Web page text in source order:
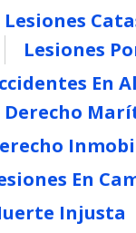
Lesiones
Lesiones
En
Derecho
En
Injusta